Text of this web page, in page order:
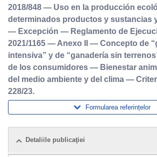
2018/848 — Uso en la producción
determinados productos y sustancias
— Excepción — Reglamento de
2021/1165 — Anexo II — Concepto de
intensiva” y de “ganadería sin
de los consumidores — Bienestar
del medio ambiente y del clima —
228/23.
Formularea referințelor
Detaliile publicaţiei